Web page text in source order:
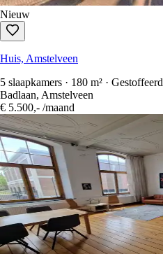
Nieuw
Huis, Amstelveen
5 slaapkamers · 180 m² · Gestoffeerd
Badlaan, Amstelveen
€ 5.500,- /maand